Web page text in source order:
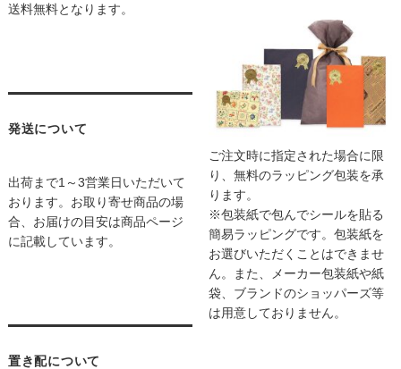
送料無料となります。
発送について
出荷まで1～3営業日いただいて
おります。お取り寄せ商品の場
合、お届けの目安は商品ページ
に記載しています。
置き配について
ご注文時に指定された場合に限
り、無料のラッピング包装を承
ります。
※包装紙で包んでシールを貼る
簡易ラッピングです。包装紙を
お選びいただくことはできませ
ん。また、メーカー包装紙や紙
袋、ブランドのショッパーズ等
は用意しておりません。